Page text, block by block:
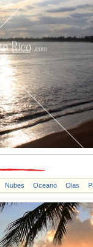
Nubes Oceano Olas